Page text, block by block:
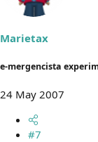
Marietax
e-mergencista
24 May 2007
#7